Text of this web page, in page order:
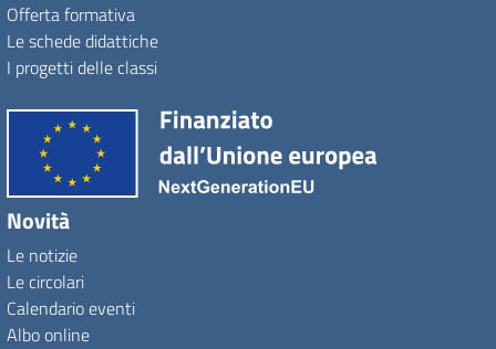
Offerta formativa
Le schede didattiche
I progetti delle classi
Novità
Le notizie
Le circolari
Calendario eventi
Albo online